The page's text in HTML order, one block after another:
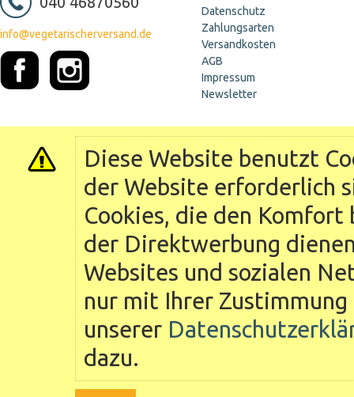
info@vegetarischerversand.de
Datenschutz
Zahlungsarten
Versandkosten
AGB
Impressum
Newsletter
Diese Website benutzt
der Website erforderlich
Cookies, die den
der Direktwerbung
Websites und sozialen
nur mit Ihrer
unserer
dazu.